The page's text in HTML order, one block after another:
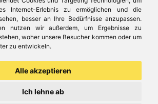
Internet-Erlebnis zu ermöglichen und die
besser an Ihre Bedürfnisse anzupassen.
nutzen wir außerdem, um Ergebnisse zu
woher unsere Besucher kommen oder um
zu entwickeln.
Alle akzeptieren
Ich lehne ab